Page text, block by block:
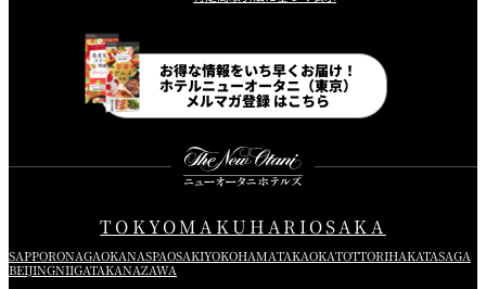
お得な情報をいち早くお届け！
ホテルニューオータニ（東京）
メルマガ登録 はこちら
TOKYOMAKUHARIOSAKA
SAPPORONAGAOKANASPAOSAKIYOKOHAMATAKAOKATOTTORIHAKATASAGA
BEIJINGNIIGATAKANAZAWA